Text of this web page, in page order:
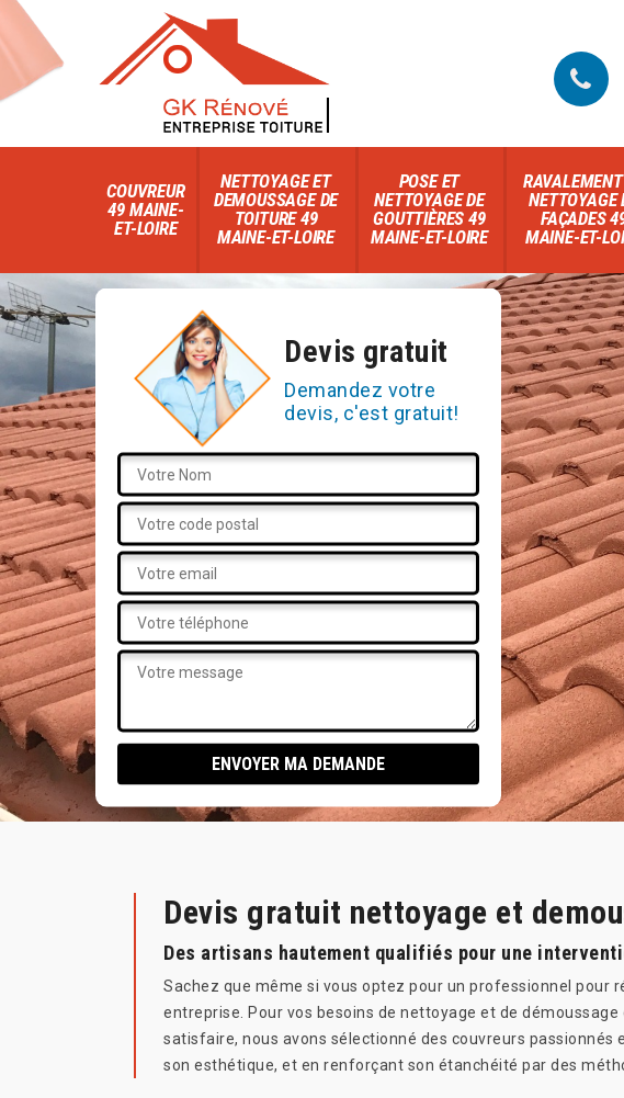
COUVREUR
49 MAINE-
ET-LOIRE
NETTOYAGE ET
DEMOUSSAGE DE
TOITURE 49
MAINE-ET-LOIRE
POSE ET
NETTOYAGE DE
GOUTTIÈRES 49
MAINE-ET-LOIRE
NETTOYAGE
FAÇADES
MAINE-ET-
Devis gratuit
Demandez votre
devis, c'est gratuit!
Devis gratuit nettoyage et
Des artisans hautement qualifiés pour une
Sachez que même si vous optez pour un professionnel pour
entreprise. Pour vos besoins de nettoyage et de
satisfaire, nous avons sélectionné des couvreurs
son esthétique, et en renforçant son étanchéité par des